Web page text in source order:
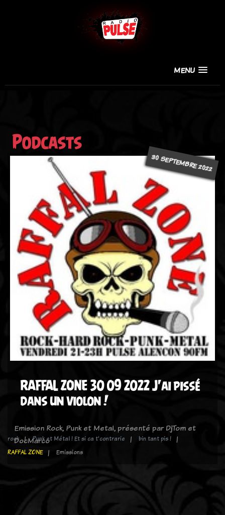
MENU
Podcasts
30 SEPTEMBRE 2022
RAFFAL ZONE 30 09 2022 J'ai pissé
dans un violon !
Emission Rock, Punk et Metal, présenté par DjTom et
DocMarco
rock Punk et Métal ! Et si ca t'contrarie
bin tant pis !
RAFFAL ZONE
Emissions